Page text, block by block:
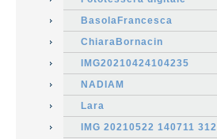
BasolaFrancesca
ChiaraBornacin
IMG20210424104235
NADIAM
Lara
IMG 20210522 140711 312